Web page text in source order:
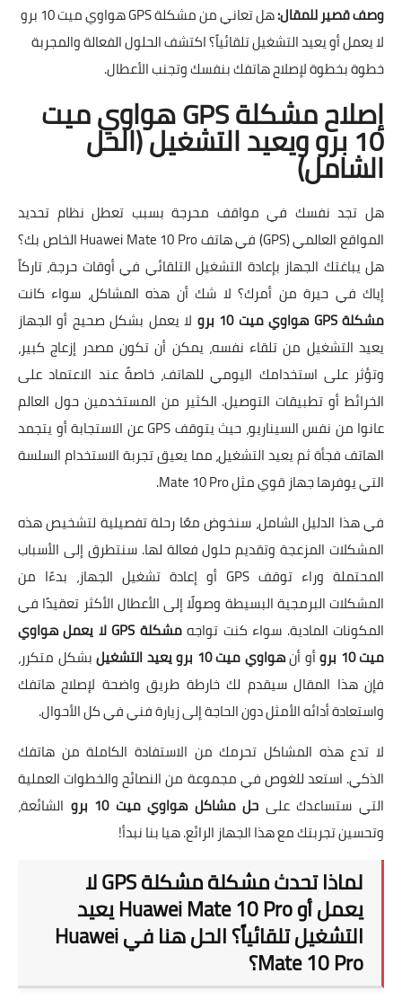
وصف قصير للمقال:
هل تعاني من مشكلة GPS هواوي ميت 10 برو
لا يعمل أو يعيد التشغيل تلقائياً؟ اكتشف الحلول الفعالة والمجربة
خطوة بخطوة لإصلاح هاتفك بنفسك وتجنب الأعطال.
إصلاح مشكلة GPS هواوي ميت
10 برو ويعيد التشغيل (الحل
الشامل)
هل تجد نفسك في مواقف محرجة بسبب تعطل نظام تحديد
المواقع العالمي (GPS) في هاتف Huawei Mate 10 Pro الخاص بك؟
هل يباغتك الجهاز بإعادة التشغيل التلقائي في أوقات حرجة، تاركاً
إياك في حيرة من أمرك؟ لا شك أن هذه المشاكل، سواء كانت
مشكلة GPS هواوي ميت 10 برو
لا يعمل بشكل صحيح أو الجهاز
يعيد التشغيل من تلقاء نفسه، يمكن أن تكون مصدر إزعاج كبير،
وتؤثر على استخدامك اليومي للهاتف، خاصةً عند الاعتماد على
الخرائط أو تطبيقات التوصيل. الكثير من المستخدمين حول العالم
عانوا من نفس السيناريو، حيث يتوقف GPS عن الاستجابة أو يتجمد
الهاتف فجأة ثم يعيد التشغيل، مما يعيق تجربة الاستخدام السلسة
التي يوفرها جهاز قوي مثل Mate 10 Pro.
في هذا الدليل الشامل، سنخوض معًا رحلة تفصيلية لتشخيص هذه
المشكلات المزعجة وتقديم حلول فعالة لها. سنتطرق إلى الأسباب
المحتملة وراء توقف GPS أو إعادة تشغيل الجهاز، بدءًا من
المشكلات البرمجية البسيطة وصولًا إلى الأعطال الأكثر تعقيدًا في
المكونات المادية. سواء كنت تواجه
مشكلة GPS لا يعمل هواوي
ميت 10 برو
أو أنهواوي ميت 10 برو يعيد التشغيل
بشكل متكرر،
فإن هذا المقال سيقدم لك خارطة طريق واضحة لإصلاح هاتفك
واستعادة أدائه الأمثل دون الحاجة إلى زيارة فني في كل الأحوال.
لا تدع هذه المشاكل تحرمك من الاستفادة الكاملة من هاتفك
الذكي. استعد للغوص في مجموعة من النصائح والخطوات العملية
التي ستساعدك على حل مشاكل هواوي ميت 10 برو
الشائعة،
وتحسين تجربتك مع هذا الجهاز الرائع. هيا بنا نبدأ!
لماذا تحدث مشكلة مشكلة GPS لا
يعمل أو Huawei Mate 10 Pro يعيد
التشغيل تلقائياً؟ الحل هنا في Huawei
Mate 10 Pro؟